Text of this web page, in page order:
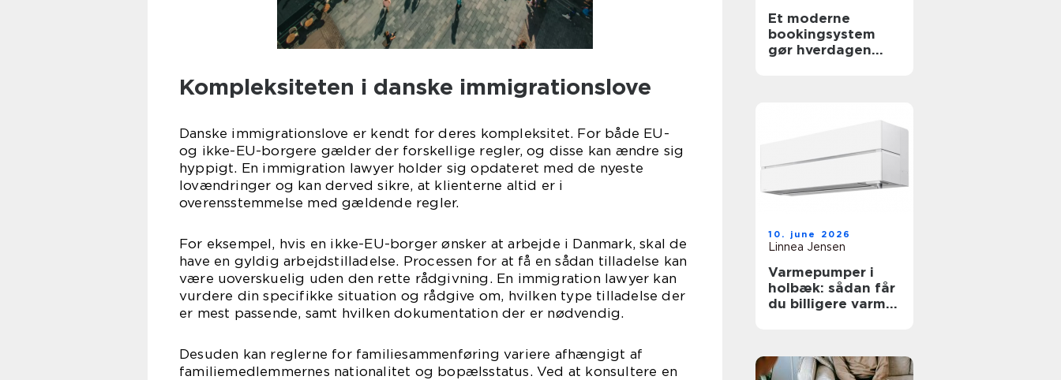
Kompleksiteten i danske immigrationslove
Danske immigrationslove er kendt for deres kompleksitet. For både EU-
og ikke-EU-borgere gælder der forskellige regler, og disse kan ændre sig
hyppigt. En immigration lawyer holder sig opdateret med de nyeste
lovændringer og kan derved sikre, at klienterne altid er i
overensstemmelse med gældende regler.
For eksempel, hvis en ikke-EU-borger ønsker at arbejde i Danmark, skal de
have en gyldig arbejdstilladelse. Processen for at få en sådan tilladelse kan
være uoverskuelig uden den rette rådgivning. En immigration lawyer kan
vurdere din specifikke situation og rådgive om, hvilken type tilladelse der
er mest passende, samt hvilken dokumentation der er nødvendig.
Desuden kan reglerne for familiesammenføring variere afhængigt af
familiemedlemmernes nationalitet og bopælsstatus. Ved at konsultere en
Et moderne
bookingsystem
gør hverdagen
10. june 2026
Linnea Jensen
Varmepumper i
holbæk: sådan får
du billigere varme